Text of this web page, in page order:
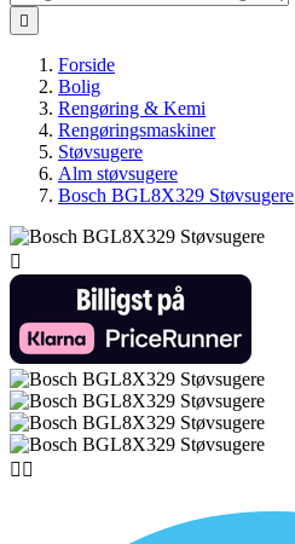

Forside
Bolig
Rengøring & Kemi
Rengøringsmaskiner
Støvsugere
Alm støvsugere
Bosch BGL8X329 Støvsugere

 